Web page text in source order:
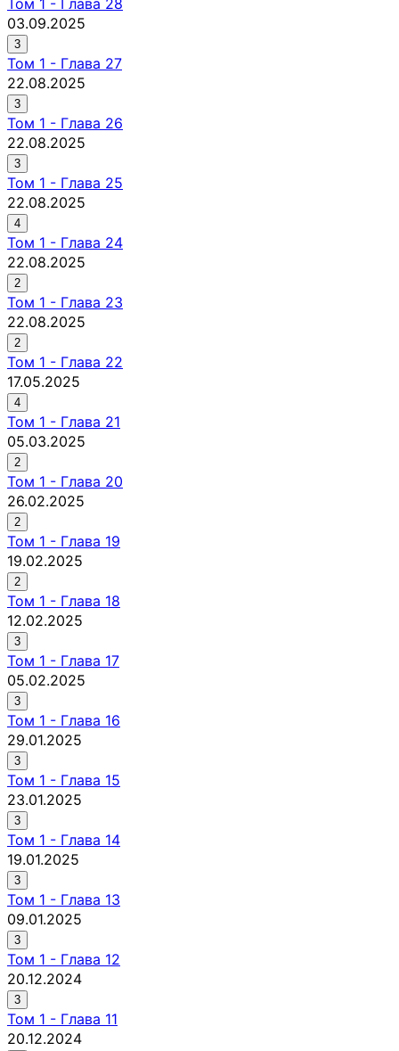
03.09.2025
3
Том 1 - Глава 27
22.08.2025
3
Том 1 - Глава 26
22.08.2025
3
Том 1 - Глава 25
22.08.2025
4
Том 1 - Глава 24
22.08.2025
2
Том 1 - Глава 23
22.08.2025
2
Том 1 - Глава 22
17.05.2025
4
Том 1 - Глава 21
05.03.2025
2
Том 1 - Глава 20
26.02.2025
2
Том 1 - Глава 19
19.02.2025
2
Том 1 - Глава 18
12.02.2025
3
Том 1 - Глава 17
05.02.2025
3
Том 1 - Глава 16
29.01.2025
3
Том 1 - Глава 15
23.01.2025
3
Том 1 - Глава 14
19.01.2025
3
Том 1 - Глава 13
09.01.2025
3
Том 1 - Глава 12
20.12.2024
3
Том 1 - Глава 11
20.12.2024